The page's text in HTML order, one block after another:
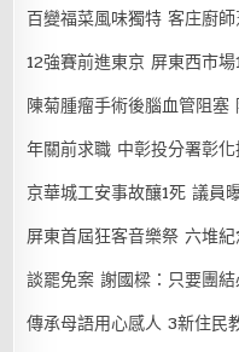
百變福菜風味獨特 客庄廚
12強賽前進東京 屏東西市
陳菊腫瘤手術後腦血管阻塞
年關前求職 中彰投分署彰
京華城工安事故釀1死 議員
屏東首屆狂客音樂祭 六堆
談罷免案 謝國樑：只要團
傳承母語用心感人 3新住民